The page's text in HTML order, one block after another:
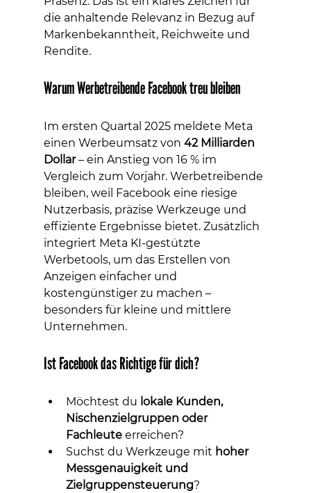
die anhaltende Relevanz in Bezug auf
Markenbekanntheit, Reichweite und
Rendite.
Warum Werbetreibende Facebook treu bleiben
Im ersten Quartal 2025 meldete Meta
einen Werbeumsatz von 42 Milliarden
Dollar – ein Anstieg von 16 % im
Vergleich zum Vorjahr. Werbetreibende
bleiben, weil Facebook eine riesige
Nutzerbasis, präzise Werkzeuge und
effiziente Ergebnisse bietet. Zusätzlich
integriert Meta KI-gestützte
Werbetools, um das Erstellen von
Anzeigen einfacher und
kostengünstiger zu machen –
besonders für kleine und mittlere
Unternehmen.
Ist Facebook das Richtige für dich?
Möchtest du lokale Kunden,
Nischenzielgruppen oder
Fachleute erreichen?
Suchst du Werkzeuge mit hoher
Messgenauigkeit und
Zielgruppensteuerung?